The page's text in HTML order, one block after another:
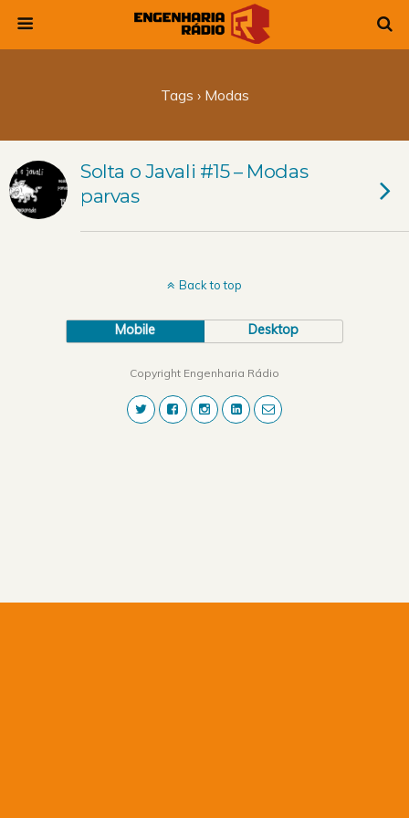
Tags › Modas
Solta o Javali #15 – Modas
parvas
Back to top
Mobile Desktop
Copyright Engenharia Rádio